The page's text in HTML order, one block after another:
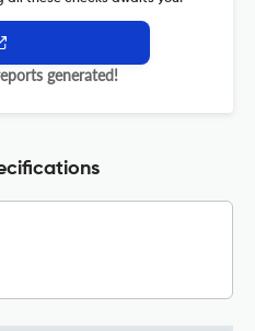
generated!